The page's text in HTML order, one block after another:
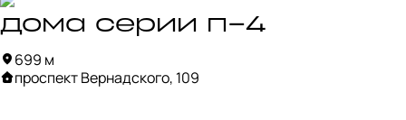
Финансирование и подряд обеспечили итальянцы, но в
1994 году их компанию арестовали за связи с мафией.
Стройка заморозилась при 95% готовности.
дома серии п-4
699 м
проспект Вернадского, 109